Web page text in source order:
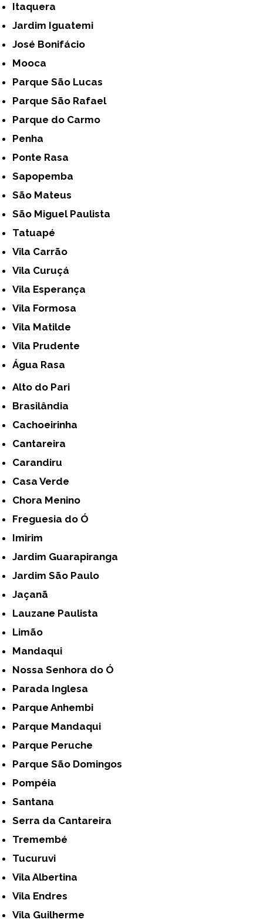
Itaquera
Jardim Iguatemi
José Bonifácio
Mooca
Parque São Lucas
Parque São Rafael
Parque do Carmo
Penha
Ponte Rasa
Sapopemba
São Mateus
São Miguel Paulista
Tatuapé
Vila Carrão
Vila Curuçá
Vila Esperança
Vila Formosa
Vila Matilde
Vila Prudente
Água Rasa
Alto do Pari
Brasilândia
Cachoeirinha
Cantareira
Carandiru
Casa Verde
Chora Menino
Freguesia do Ó
Imirim
Jardim Guarapiranga
Jardim São Paulo
Jaçanã
Lauzane Paulista
Limão
Mandaqui
Nossa Senhora do Ó
Parada Inglesa
Parque Anhembi
Parque Mandaqui
Parque Peruche
Parque São Domingos
Pompéia
Santana
Serra da Cantareira
Tremembé
Tucuruvi
Vila Albertina
Vila Endres
Vila Guilherme